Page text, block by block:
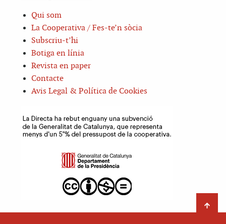
Qui som
La Cooperativa / Fes-te’n sòcia
Subscriu-t’hi
Botiga en línia
Revista en paper
Contacte
Avis Legal & Política de Cookies